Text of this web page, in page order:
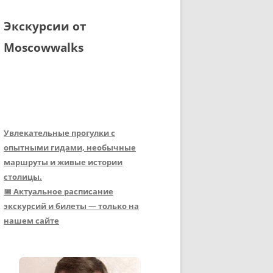
Экскурсии от
Moscowwalks
Увлекательные прогулки с
опытными гидами, необычные
маршруты и живые истории
столицы.
📅 Актуальное расписание
экскурсий и билеты — только на
нашем сайте